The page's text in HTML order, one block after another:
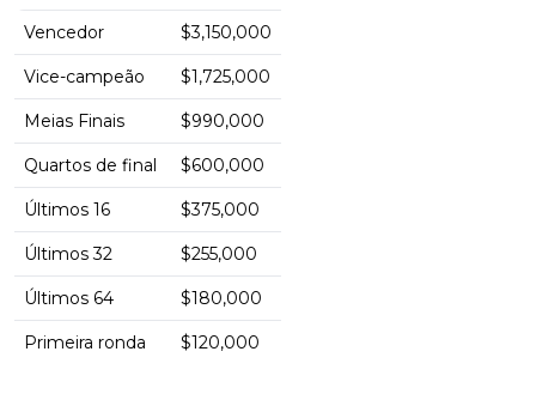
Vencedor $3,150,000
Vice-campeão $1,725,000
Meias Finais $990,000
Quartos de final $600,000
Últimos 16 $375,000
Últimos 32 $255,000
Últimos 64 $180,000
Primeira ronda $120,000